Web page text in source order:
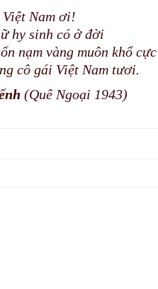
Nam ơi!
hy sinh có ở đời
nạm vàng muôn khổ cực
cô gái Việt Nam tươi.
(Quê Ngoại 1943)